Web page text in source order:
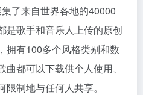
了来自世界各地的40000
是歌手和音乐人上传的原创
拥有100多个风格类别和数
都可以下载供个人使用、
制地与任何人共享。